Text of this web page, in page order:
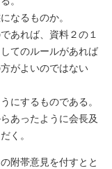
なるものか。
あれば、資料２の１
てのルールがあれば
がよいのではない
するものである。
ったように会長及
く。
附帯意見を付すとと